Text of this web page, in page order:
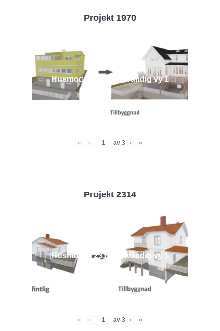
Projekt 1970
Husmodell 1970 - Utvändig vy 1
« ‹ av 3 › »
Projekt 2314
Husmodell 2314 - Utvändig vy 1
« ‹ av 3 › »